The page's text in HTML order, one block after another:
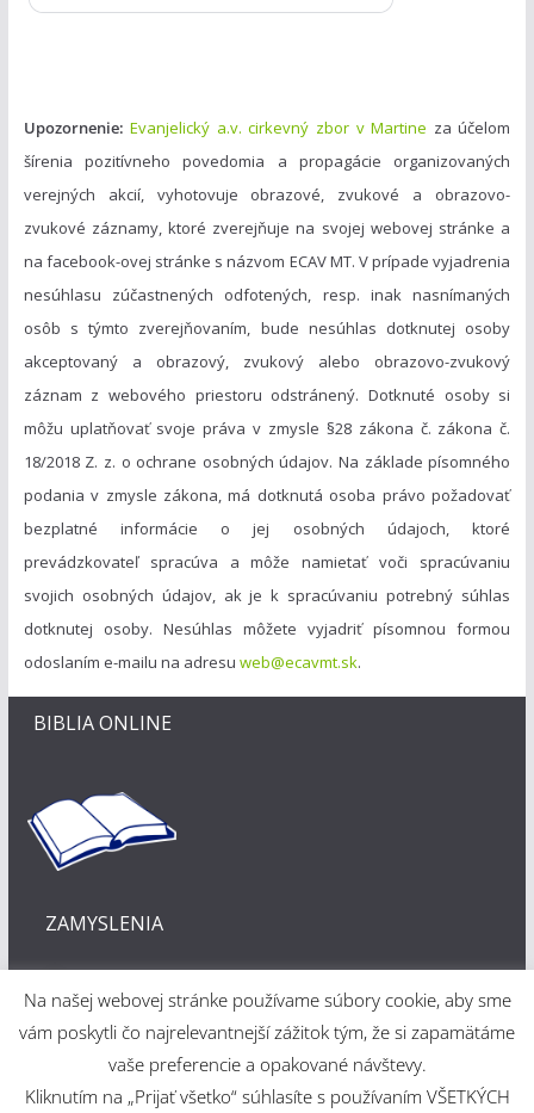
Upozornenie: Evanjelický a.v. cirkevný zbor v Martine za účelom
šírenia pozitívneho povedomia a propagácie organizovaných
verejných akcií, vyhotovuje obrazové, zvukové a obrazovo-
zvukové záznamy, ktoré zverejňuje na svojej webovej stránke a
na facebook-ovej stránke s názvom ECAV MT. V prípade vyjadrenia
nesúhlasu zúčastnených odfotených, resp. inak nasnímaných
osôb s týmto zverejňovaním, bude nesúhlas dotknutej osoby
akceptovaný a obrazový, zvukový alebo obrazovo-zvukový
záznam z webového priestoru odstránený. Dotknuté osoby si
môžu uplatňovať svoje práva v zmysle §28 zákona č. zákona č.
18/2018 Z. z. o ochrane osobných údajov. Na základe písomného
podania v zmysle zákona, má dotknutá osoba právo požadovať
bezplatné informácie o jej osobných údajoch, ktoré
prevádzkovateľ spracúva a môže namietať voči spracúvaniu
svojich osobných údajov, ak je k spracúvaniu potrebný súhlas
dotknutej osoby. Nesúhlas môžete vyjadriť písomnou formou
odoslaním e-mailu na adresu web@ecavmt.sk.
BIBLIA ONLINE
ZAMYSLENIA
Na našej webovej stránke používame súbory cookie, aby sme
vám poskytli čo najrelevantnejší zážitok tým, že si zapamätáme
vaše preferencie a opakované návštevy.
Kliknutím na „Prijať všetko“ súhlasíte s používaním VŠETKÝCH